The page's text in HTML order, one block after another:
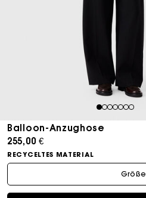
1234567
Balloon-Anzughose
255,00 €
RECYCELTES MATERIAL
Größe